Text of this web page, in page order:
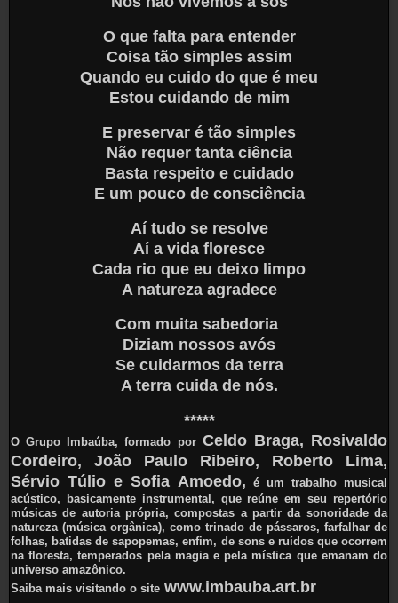
O que falta para entender
Coisa tão simples assim
Quando eu cuido do que é meu
Estou cuidando de mim
E preservar é tão simples
Não requer tanta ciência
Basta respeito e cuidado
E um pouco de consciência
Aí tudo se resolve
Aí a vida floresce
Cada rio que eu deixo limpo
A natureza agradece
Com muita sabedoria
Diziam nossos avós
Se cuidarmos da terra
A terra cuida de nós.
*****
O Grupo Imbaúba, formado por Celdo Braga, Rosivaldo
Cordeiro, João Paulo Ribeiro, Roberto Lima,
Sérvio Túlio e Sofia Amoedo, é um trabalho musical
acústico, basicamente instrumental, que reúne em seu repertório
músicas de autoria própria, compostas a partir da sonoridade da
natureza (música orgânica), como trinado de pássaros, farfalhar de
folhas, batidas de sapopemas, enfim, de sons e ruídos que ocorrem
na floresta, temperados pela magia e pela mística que emanam do
universo amazônico.
Saiba mais visitando o site www.imbauba.art.br